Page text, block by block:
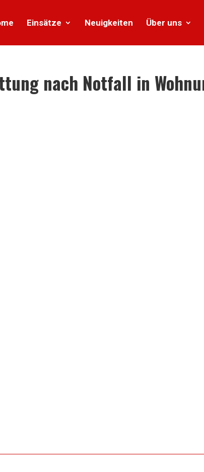
Einsätze Neuigkeiten Über uns
nach Notfall in